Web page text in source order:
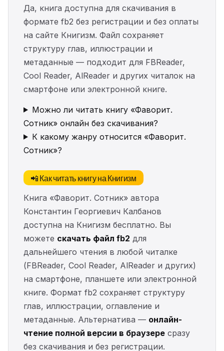
Да, книга доступна для скачивания в
формате fb2 без регистрации и без оплаты
на сайте Книгизм. Файл сохраняет
структуру глав, иллюстрации и
метаданные — подходит для FBReader,
Cool Reader, AlReader и других читалок на
смартфоне или электронной книге.
Можно ли читать книгу «Фаворит.
Сотник» онлайн без скачивания?
К какому жанру относится «Фаворит.
Сотник»?
📲 Как читать книгу на Книгизм
Книга «Фаворит. Сотник» автора
Константин Георгиевич Калбанов
доступна на Книгизм бесплатно. Вы
можете скачать файл fb2 для
дальнейшего чтения в любой читалке
(FBReader, Cool Reader, AlReader и других)
на смартфоне, планшете или электронной
книге. Формат fb2 сохраняет структуру
глав, иллюстрации, оглавление и
метаданные. Альтернатива — онлайн-
чтение полной версии в браузере сразу
без скачивания и без регистрации.